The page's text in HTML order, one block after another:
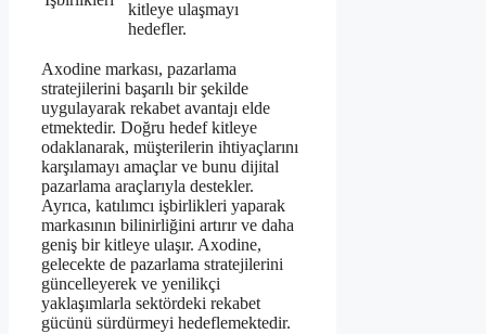
kitleye ulaşmayı
hedefler.
Axodine markası, pazarlama
stratejilerini başarılı bir şekilde
uygulayarak rekabet avantajı elde
etmektedir. Doğru hedef kitleye
odaklanarak, müşterilerin ihtiyaçlarını
karşılamayı amaçlar ve bunu dijital
pazarlama araçlarıyla destekler.
Ayrıca, katılımcı işbirlikleri yaparak
markasının bilinirliğini artırır ve daha
geniş bir kitleye ulaşır. Axodine,
gelecekte de pazarlama stratejilerini
güncelleyerek ve yenilikçi
yaklaşımlarla sektördeki rekabet
gücünü sürdürmeyi hedeflemektedir.